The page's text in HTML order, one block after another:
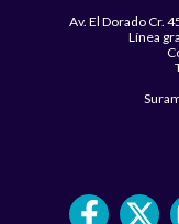
Av. El Dorado Cr.
Línea